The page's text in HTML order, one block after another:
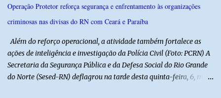
Municipal de Educação poderá expedir normas complementares
necessárias ao cumprimento da lei.
Operação Protetor reforça segurança e enfrentamento às organizações
criminosas nas divisas do RN com Ceará e Paraíba
Além do reforço operacional, a atividade também fortalece as
ações de inteligência e investigação da Polícia Civil (Foto: PCRN) A
Secretaria da Segurança Pública e da Defesa Social do Rio Grande
do Norte (Sesed-RN) deflagrou na tarde desta quinta-feira, 6, mais